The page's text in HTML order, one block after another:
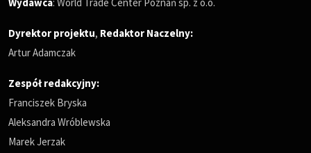
Dyrektor projektu, Redaktor Naczelny:
Artur Adamczak
Zespół redakcyjny:
Franciszek Bryska
Aleksandra Wróblewska
Marek Jerzak